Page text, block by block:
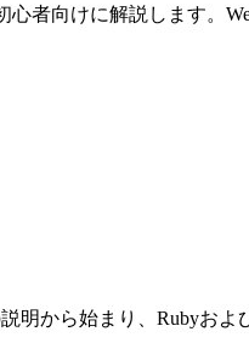
心者向けに解説します。
から始まり、Rubyおよ